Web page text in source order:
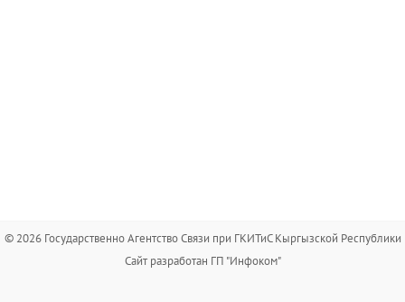
© 2026 Государственно Агентство Связи при ГКИТиС Кыргызской Республики
Сайт разработан ГП "Инфоком"